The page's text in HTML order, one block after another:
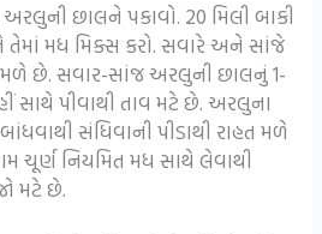
અરલુની છાલને પકાવો. 20 મિલી બાકી
મધ મિક્સ કરો. સવારે અને સાંજે
મળે છે. સવાર-સાંજ અરલુની છાલનું 1-
સાથે પીવાથી તાવ મટે છે. અરલુના
સંધિવાની પીડાથી રાહત મળે
ચૂર્ણ નિયમિત મધ સાથે લેવાથી
મટે છે.